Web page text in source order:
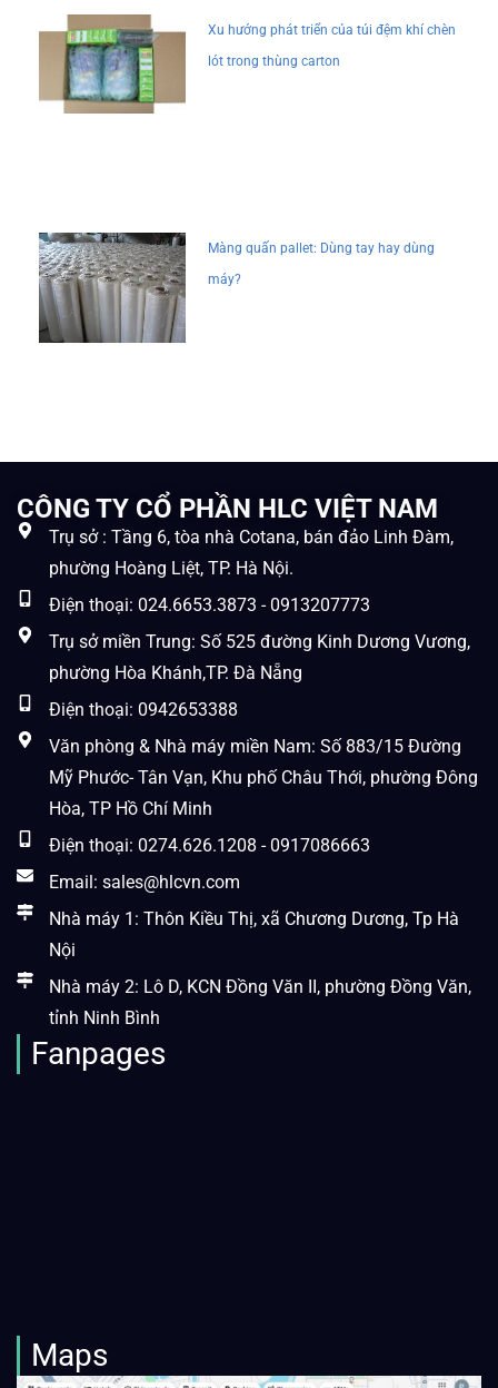
Xu hướng phát triển của túi đệm khí chèn
lót trong thùng carton
Màng quấn pallet: Dùng tay hay dùng
máy?
CÔNG TY CỔ PHẦN HLC VIỆT NAM
Trụ sở : Tầng 6, tòa nhà Cotana, bán đảo Linh Đàm,
phường Hoàng Liệt, TP. Hà Nội.
Điện thoại: 024.6653.3873 - 0913207773
Trụ sở miền Trung: Số 525 đường Kinh Dương Vương,
phường Hòa Khánh,TP. Đà Nẵng
Điện thoại: 0942653388
Văn phòng & Nhà máy miền Nam: Số 883/15 Đường
Mỹ Phước- Tân Vạn, Khu phố Châu Thới, phường Đông
Hòa, TP Hồ Chí Minh
Điện thoại: 0274.626.1208 - 0917086663
Email: sales@hlcvn.com
Nhà máy 1: Thôn Kiều Thị, xã Chương Dương, Tp Hà
Nội
Nhà máy 2: Lô D, KCN Đồng Văn II, phường Đồng Văn,
tỉnh Ninh Bình
Fanpages
Maps